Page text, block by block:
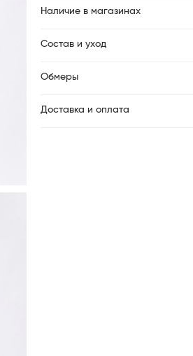
Наличие в магазинах
Состав и уход
Обмеры
Доставка и оплата